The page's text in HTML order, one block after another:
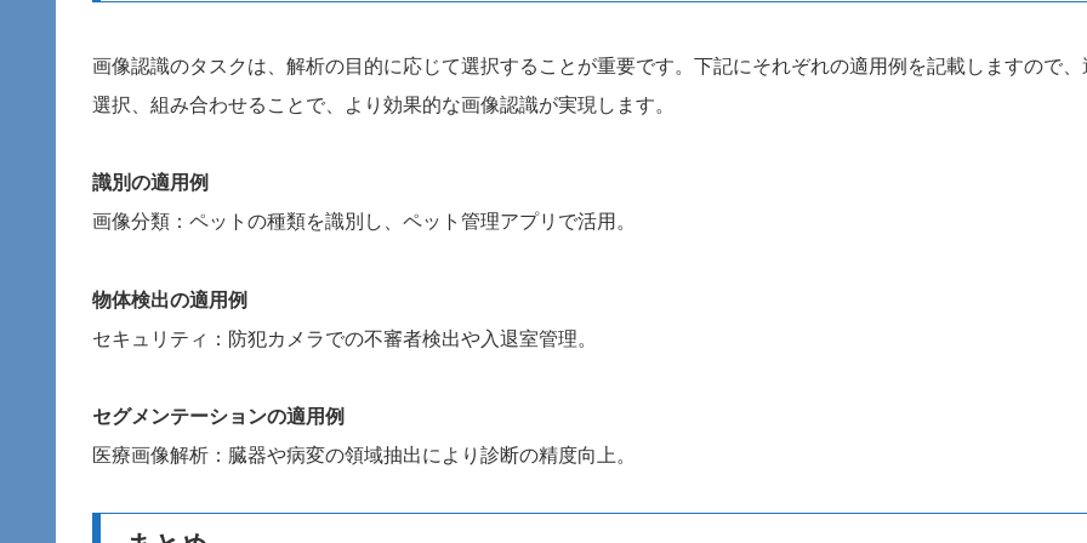
画像認識のタスクは、解析の目的に応じて選択することが重要です。下記にそれぞれの適用例を記載しますので
選択、組み合わせることで、より効果的な画像認識が実現します。
識別の適用例
画像分類：ペットの種類を識別し、ペット管理アプリで活用。
物体検出の適用例
セキュリティ：防犯カメラでの不審者検出や入退室管理。
セグメンテーションの適用例
医療画像解析：臓器や病変の領域抽出により診断の精度向上。